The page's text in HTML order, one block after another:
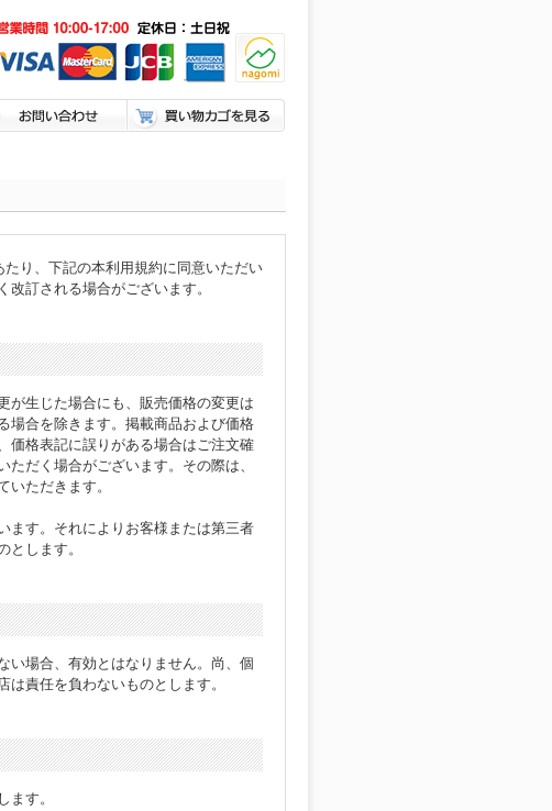
り、下記の本利用規約に同意いただい
訂される場合がございます。
が生じた場合にも、販売価格の変更は
場合を除きます。掲載商品および価格
価格表記に誤りがある場合はご注文確
だく場合がございます。その際は、
ただきます。
ます。それによりお客様または第三者
とします。
い場合、有効とはなりません。尚、個
責任を負わないものとします。
ます。